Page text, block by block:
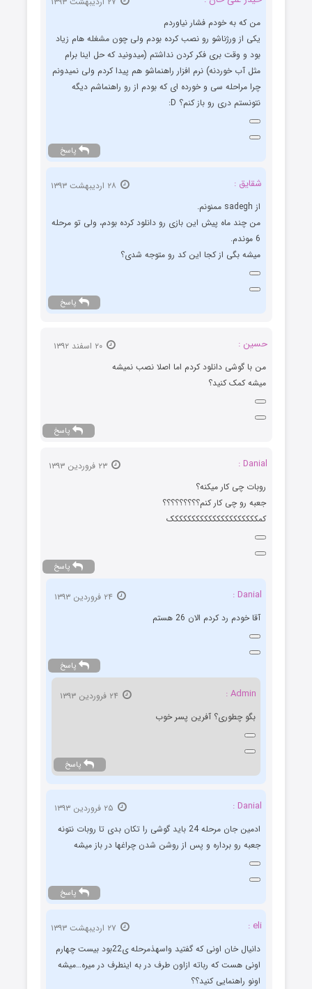
من که به خودم فشار نیاوردم
یکی از ورژناشو رو نصب کرده بودم ولی چون مشغله هام زیاد
بود و وقت بری فکر کردن نداشتم (میدونید که حل اینا برام
مثل آب خوردنه) نرم افزار راهنماشو هم پیدا کردم ولی نمیدونم
چرا مراحله سی و خورده ای که بودم از رو راهنماشم دیگه
نتونستم دری رو باز کنم؟ D:
پاسخ
شقایق :
از sadegh ممنونم.
من چند ماه پیش این بازی رو دانلود کرده بودم، ولی تو مرحله
6 موندم.
میشه بگی از کجا این کد رو متوجه شدی؟
پاسخ
حسین :
من با گوشی دانلود کردم اما اصلا نصب نمیشه
میشه کمک کنید؟
پاسخ
Danial :
روبات چی کار میکنه؟
جعبه رو چی کار کنم؟؟؟؟؟؟؟؟؟
کمککککککککککککککککککککک
پاسخ
Danial :
آقا خودم رد کردم الان 26 هستم
پاسخ
Admin :
بگو چطوری؟ آفرین پسر خوب
پاسخ
Danial :
ادمین جان مرحله 24 باید گوشی را تکان بدی تا روبات نتونه
جعبه رو برداره و پس از روشن شدن چراغها در باز میشه
پاسخ
eli :
دانیال خان اونی که گفتید واسهذمرحله ی22بود بیست چهارم
اونی هست که رباته ازاون طرف در به اینطرف در میره…میشه
اونو راهنمایی کنید؟؟